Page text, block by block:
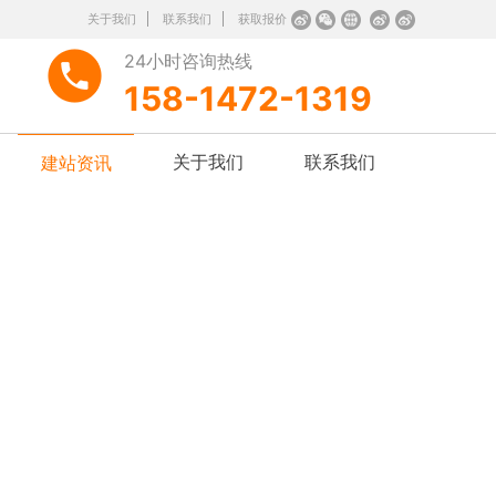
关于我们 联系我们 获取报价
24小时咨询热线
158-1472-1319
建站资讯 关于我们 联系我们